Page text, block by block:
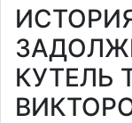
КУТЕЛЬ